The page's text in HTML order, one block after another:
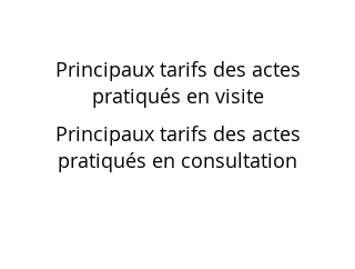
Principaux tarifs des actes
pratiqués en visite
Principaux tarifs des actes
pratiqués en consultation